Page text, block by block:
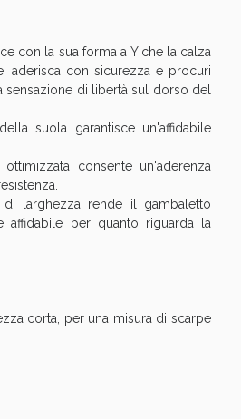
con la sua forma a Y che la calza
aderisca con sicurezza e procuri
sensazione di libertà sul dorso del
suola garantisce un'affidabile
consente un'aderenza
larghezza rende il gambaletto
per quanto riguarda la
corta, per una misura di scarpe
55% disponibile oggi!